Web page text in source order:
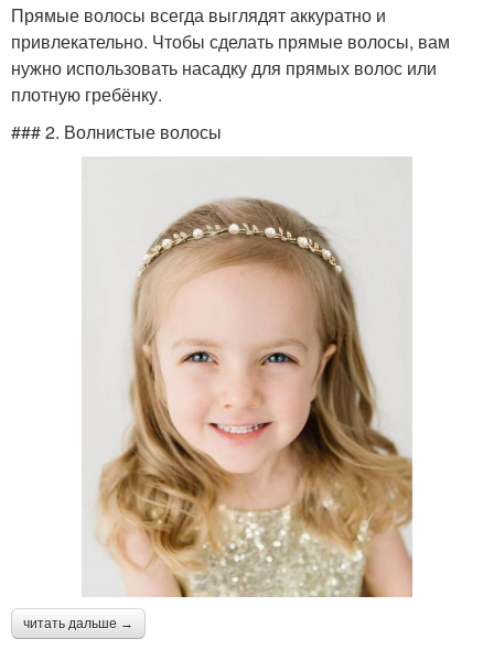
Прямые волосы всегда выглядят аккуратно и
привлекательно. Чтобы сделать прямые волосы, вам
нужно использовать насадку для прямых волос или
плотную гребёнку.
### 2. Волнистые волосы
читать дальше →